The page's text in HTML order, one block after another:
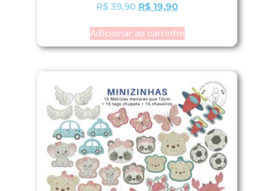
R$ 39,90 R$ 19,90
Adicionar ao carrinho